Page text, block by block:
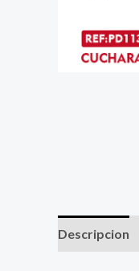
Descripcion